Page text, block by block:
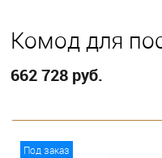
Комод для
662 728 руб.
Под заказ